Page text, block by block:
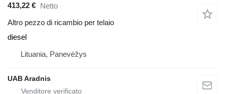
413,22 €
Netto
Altro pezzo di ricambio per telaio
diesel
Lituania, Panevėžys
UAB Aradnis